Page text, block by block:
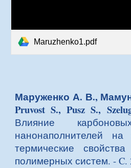
Maruzhenko1.pdf
Маруженко А. В.,
Pruvost S., Pusz S.,
Влияние
нанонаполнителей на
термические свойства
полимерных систем. - C.